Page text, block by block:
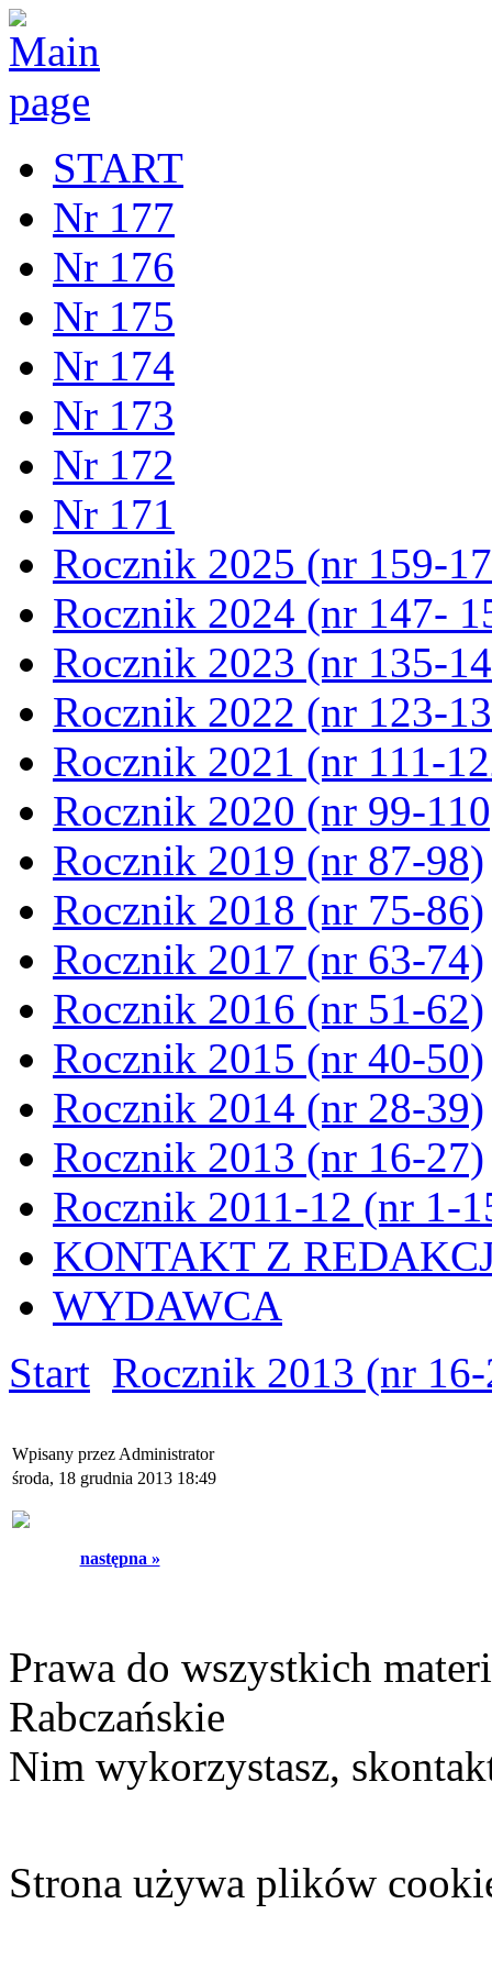
START
Nr 177
Nr 176
Nr 175
Nr 174
Nr 173
Nr 172
Nr 171
Rocznik 2025 (nr 159-
Rocznik 2024 (nr 147-
Rocznik 2023 (nr 135-
Rocznik 2022 (nr 123-
Rocznik 2021 (nr 111-
Rocznik 2020 (nr 99-
Rocznik 2019 (nr 87-98)
Rocznik 2018 (nr 75-86)
Rocznik 2017 (nr 63-74)
Rocznik 2016 (nr 51-62)
Rocznik 2015 (nr 40-50)
Rocznik 2014 (nr 28-39)
Rocznik 2013 (nr 16-27)
Rocznik 2011-12 (nr 1-
KONTAKT Z
WYDAWCA
Start Rocznik 2013 (nr
Wpisany przez Administrator
środa, 18 grudnia 2013 18:49
następna »
Prawa do wszystkich
Rabczańskie
Nim wykorzystasz,
Strona używa plików